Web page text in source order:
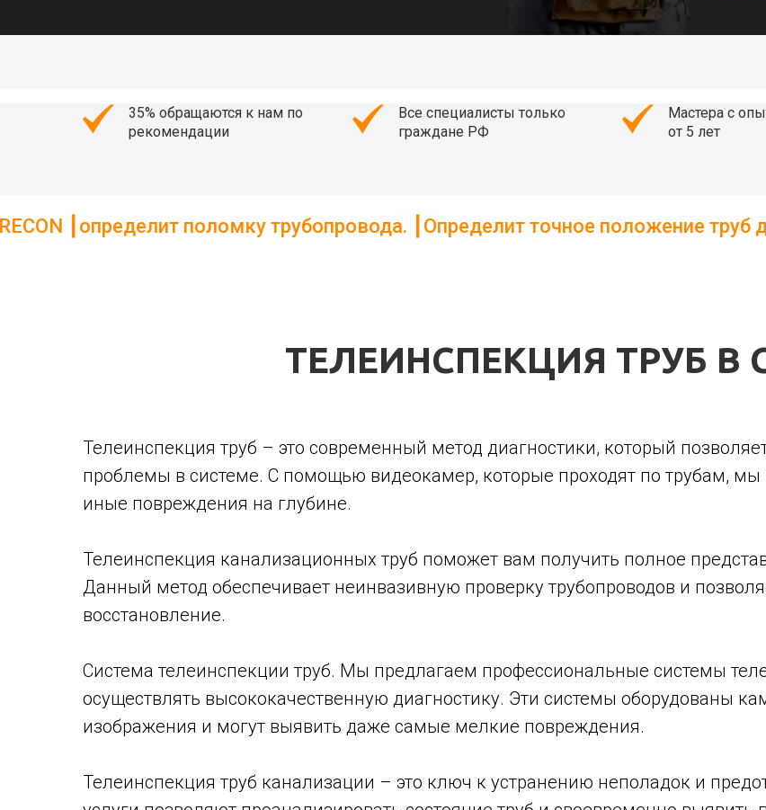
35% обращаются к нам по
рекомендации
Все специалисты только
граждане РФ
Мастера с
от 5 лет
трубопровода. ┃Определит точное положение труб до глубины 6
ТЕЛЕИНСПЕКЦИЯ ТРУБ В
Телеинспекция труб – это современный метод диагностики, который
проблемы в системе. С помощью видеокамер, которые проходят по трубам,
иные повреждения на глубине.
Телеинспекция канализационных труб поможет вам получить полное
Данный метод обеспечивает неинвазивную проверку трубопроводов и
восстановление.
Система телеинспекции труб. Мы предлагаем профессиональные системы
осуществлять высококачественную диагностику. Эти системы оборудованы
изображения и могут выявить даже самые мелкие повреждения.
Телеинспекция труб канализации – это ключ к устранению неполадок и